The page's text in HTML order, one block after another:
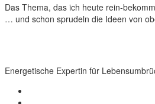
Das Thema, das ich heute rein-
… und schon sprudeln die Ideen von
Energetische Expertin für